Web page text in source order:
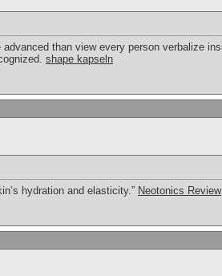
than view every person verbalize
shape kapseln
hydration and elasticity.” Neotonics Review